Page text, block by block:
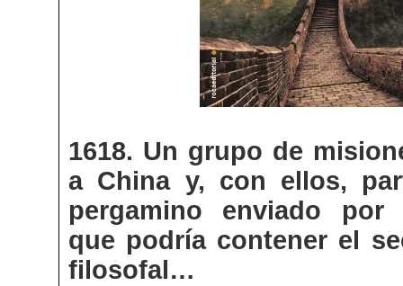
1618. Un grupo de
a China y, con ellos,
pergamino enviado por
que podría contener el
filosofal…